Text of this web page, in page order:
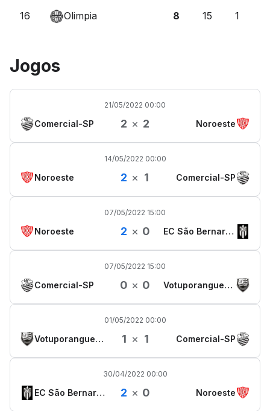
16 Olimpia 8 15 1
Jogos
21/05/2022 00:00
Comercial-SP 2 × 2 Noroeste
14/05/2022 00:00
Noroeste 2 × 1 Comercial-SP
07/05/2022 15:00
Noroeste 2 × 0 EC São Bernardo
07/05/2022 15:00
Comercial-SP 0 × 0 Votuporanguense
01/05/2022 00:00
Votuporanguense 1 × 1 Comercial-SP
30/04/2022 00:00
EC São Bernardo 2 × 0 Noroeste